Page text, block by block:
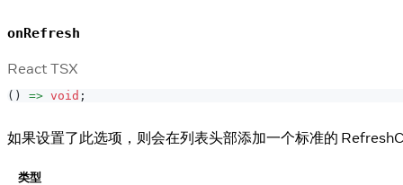
onRefresh
React TSX
( ) => void ;
如果设置了此选项，则会在列表头部添加一个标准的
类型